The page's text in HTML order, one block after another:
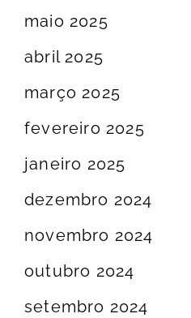
maio 2025
abril 2025
março 2025
fevereiro 2025
janeiro 2025
dezembro 2024
novembro 2024
outubro 2024
setembro 2024